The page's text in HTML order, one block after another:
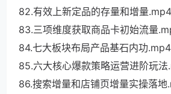
82.有效上新定品的存量和增量.mp4
83.三项维度获取商品卡初始流量
84.七大板块布局产品基石内功.mp4
85.六大核心爆款策略运营进阶玩
86.搜索增量和店铺页增量实操落